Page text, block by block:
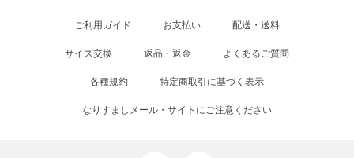
ご利用ガイド お支払い 配送・送料
サイズ交換 返品・返金 よくあるご質問
各種規約 特定商取引に基づく表示
なりすましメール・サイトにご注意ください